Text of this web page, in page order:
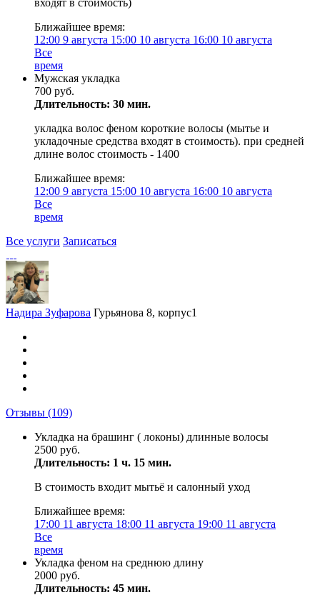
входят в стоимость)
Ближайшее время:
12:00 9 августа 15:00 10 августа 16:00 10 августа
Все
время
Мужская укладка
700 руб.
Длительность: 30 мин.
укладка волос феном короткие волосы (мытье и
укладочные средства входят в стоимость). при средней
длине волос стоимость - 1400
Ближайшее время:
12:00 9 августа 15:00 10 августа 16:00 10 августа
Все
время
Все услуги Записаться
Надира Зуфарова Гурьянова 8, корпус1
Отзывы (109)
Укладка на брашинг ( локоны) длинные волосы
2500 руб.
Длительность: 1 ч. 15 мин.
В стоимость входит мытьё и салонный уход
Ближайшее время:
17:00 11 августа 18:00 11 августа 19:00 11 августа
Все
время
Укладка феном на среднюю длину
2000 руб.
Длительность: 45 мин.